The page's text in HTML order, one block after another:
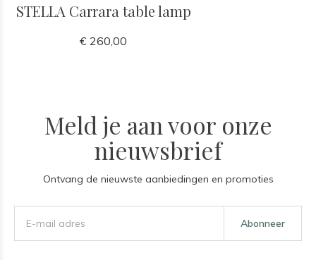
STELLA Carrara table lamp
€ 260,00
Meld je aan voor onze
nieuwsbrief
Ontvang de nieuwste aanbiedingen en promoties
Abonneer